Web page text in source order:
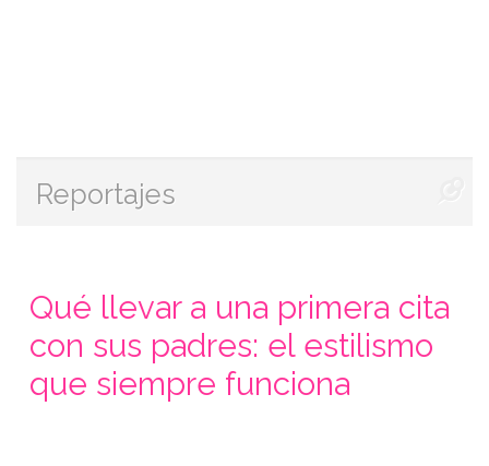
Reportajes
Qué llevar a una primera cita
con sus padres: el estilismo
que siempre funciona